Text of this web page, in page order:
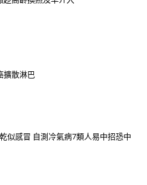
擴散淋巴
似感冒 自測冷氣病7類人易中招恐中